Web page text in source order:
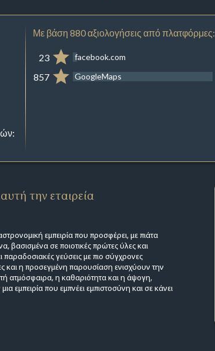
Με βάση 880 αξιολογήσεις από πλατφόρμες:
23 facebook.com
857 GoogleMaps
την εταιρεία
εμπειρία που προσφέρει, με πιάτα
βασισμένα σε ποιοτικές πρώτες ύλες και
παραδοσιακές γεύσεις με πιο σύγχρονες
και η προσεγμένη παρουσίαση ενισχύουν την
ατμόσφαιρα, η καθαριότητα και η άψογη,
εμπειρία που εμπνέει εμπιστοσύνη και σε κάνει